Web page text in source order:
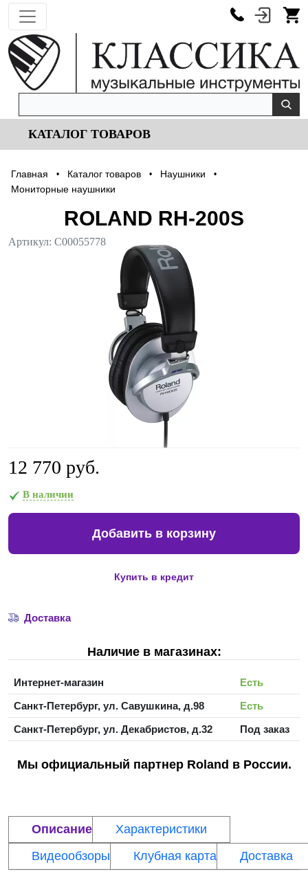
КАТАЛОГ ТОВАРОВ
Главная • Каталог товаров • Наушники •
Мониторные наушники
ROLAND RH-200S
Артикул: С00055778
12 770 руб.
В наличии
Добавить в корзину
Купить в кредит
Доставка
Наличие в магазинах:
Интернет-магазин
Есть
Санкт-Петербург, ул. Савушкина, д.98
Есть
Санкт-Петербург, ул. Декабристов, д.32
Под заказ
Мы официальный партнер Roland в России.
Описание
Характеристики
Видеообзоры
Клубная карта Доставка